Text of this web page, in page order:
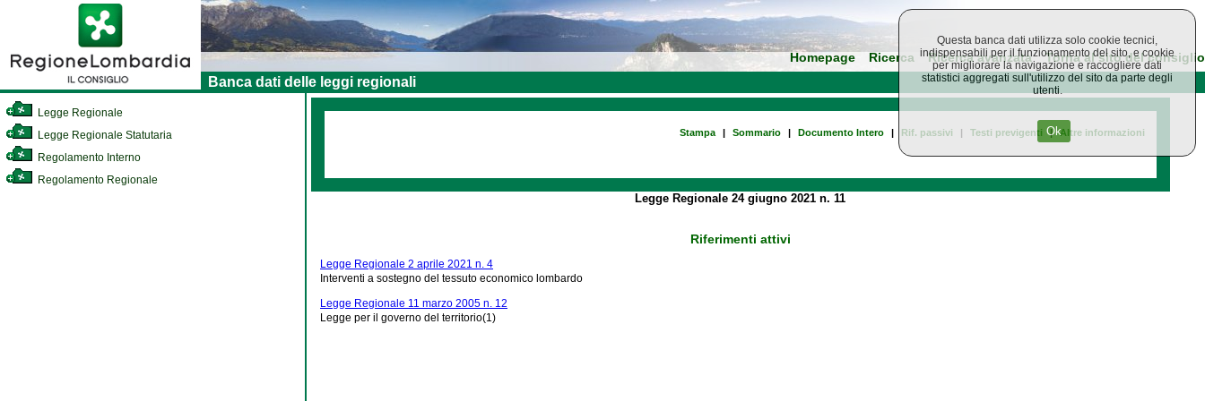
Homepage Ricerca Ricerca avanzata Torna al sito del consiglio
Banca dati delle leggi regionali
Legge Regionale
Legge Regionale Statutaria
Regolamento Interno
Regolamento Regionale
Stampa | Sommario | Documento Intero | Rif. passivi | Testi previgenti | Altre informazioni
Legge Regionale 24 giugno 2021 n. 11
Riferimenti attivi
Legge Regionale 2 aprile 2021 n. 4
Interventi a sostegno del tessuto economico lombardo
Legge Regionale 11 marzo 2005 n. 12
Legge per il governo del territorio(1)
Questa banca dati utilizza solo cookie tecnici,
indispensabili per il funzionamento del sito, e cookie
per migliorare la navigazione e raccogliere dati
statistici aggregati sull'utilizzo del sito da parte degli
utenti.
Ok